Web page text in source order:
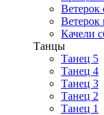
Ветерок
Ветерок
Качели
Танцы
Танец 5
Танец 4
Танец 3
Танец 2
Танец 1